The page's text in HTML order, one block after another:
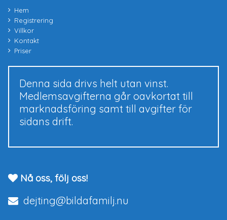
Hem
Registrering
Villkor
Kontakt
Priser
Denna sida drivs helt utan vinst.
Medlemsavgifterna går oavkortat till
marknadsföring samt till avgifter för
sidans drift.
Nå oss, följ oss!
dejting@bildafamilj.nu